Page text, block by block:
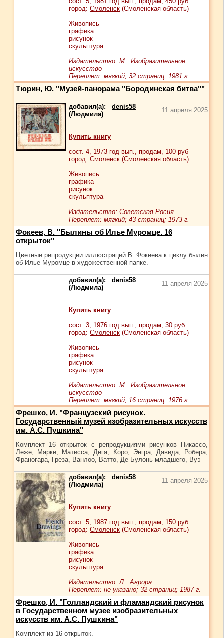
город: Смоленск (Смоленская область)
Живопись
графика
рисунок
скульптура
Издательство: М.: Изобразительное
искусство
Переплет: мягкий; 32 страниц; 1981 г.
Тюрин, Ю. "Музей-панорама "Бородинская битва""
добавил(а): denis58
(Людмила)
11 апреля 2025
Купить книгу
сост. 4, 1973 год вып., продам, 100 руб
город: Смоленск (Смоленская область)
Живопись
графика
рисунок
скульптура
Издательство: Советская Росия
Переплет: мягкий; 43 страниц; 1973 г.
Фокеев, В. "Былины об Илье Муромце. 16
открыток"
Цветные репродукции иллюстраций В. Фокеева к циклу былин
об Илье Муромце в художественной папке.
добавил(а): denis58
(Людмила)
11 апреля 2025
Купить книгу
сост. 3, 1976 год вып., продам, 30 руб
город: Смоленск (Смоленская область)
Живопись
графика
рисунок
скульптура
Издательство: М.: Изобразительное
искусство
Переплет: мягкий; 16 страниц; 1976 г.
Фрешко, И. "Французский рисунок.
Государственный музей изобразительных искусств
им. А.С. Пушкина"
Комплект 16 открыток с репродукциями рисунков Пикассо,
Леже, Марке, Матисса, Дега, Коро, Энгра, Давида, Робера,
Франогара, Греза, Ванлоо, Ватто, Де Булонь младшего, Вуэ
добавил(а): denis58
(Людмила)
11 апреля 2025
Купить книгу
сост. 5, 1987 год вып., продам, 150 руб
город: Смоленск (Смоленская область)
Живопись
графика
рисунок
скульптура
Издательство: Л.: Аврора
Переплет: не указано; 32 страниц; 1987 г.
Фрешко, И. "Голландский и фламандский рисунок
в Государственном музее изобразительных
искусств им. А.С. Пушкина"
Комплект из 16 открыток.